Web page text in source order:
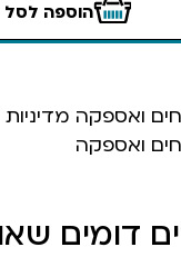
הוספה לסל
ואספקה
ואספקה
דומים